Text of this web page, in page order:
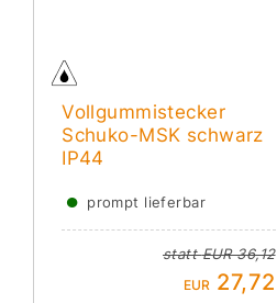
Vollgummistecker
Schuko-MSK schwarz
IP44
● prompt lieferbar
stattEUR 36,12
EUR 27,72